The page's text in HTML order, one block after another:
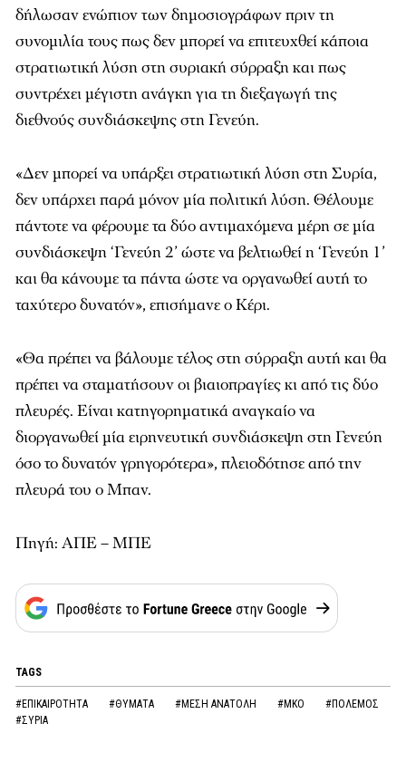
δήλωσαν ενώπιον των δημοσιογράφων πριν τη
συνομιλία τους πως δεν μπορεί να επιτευχθεί κάποια
στρατιωτική λύση στη συριακή σύρραξη και πως
συντρέχει μέγιστη ανάγκη για τη διεξαγωγή της
διεθνούς συνδιάσκεψης στη Γενεύη.
«Δεν μπορεί να υπάρξει στρατιωτική λύση στη Συρία,
δεν υπάρχει παρά μόνον μία πολιτική λύση. Θέλουμε
πάντοτε να φέρουμε τα δύο αντιμαχόμενα μέρη σε μία
συνδιάσκεψη ‘Γενεύη 2’ ώστε να βελτιωθεί η ‘Γενεύη 1’
και θα κάνουμε τα πάντα ώστε να οργανωθεί αυτή το
ταχύτερο δυνατόν», επισήμανε ο Κέρι.
«Θα πρέπει να βάλουμε τέλος στη σύρραξη αυτή και θα
πρέπει να σταματήσουν οι βιαιοπραγίες κι από τις δύο
πλευρές. Είναι κατηγορηματικά αναγκαίο να
διοργανωθεί μία ειρηνευτική συνδιάσκεψη στη Γενεύη
όσο το δυνατόν γρηγορότερα», πλειοδότησε από την
πλευρά του ο Μπαν.
Πηγή: ΑΠΕ – ΜΠΕ
TAGS
#ΕΠΙΚΑΙΡΟΤΗΤΑ #ΘΥΜΑΤΑ #ΜΕΣΗ ΑΝΑΤΟΛΗ #ΜΚΟ
#ΠΟΛΕΜΟΣ
#ΣΥΡΙΑ